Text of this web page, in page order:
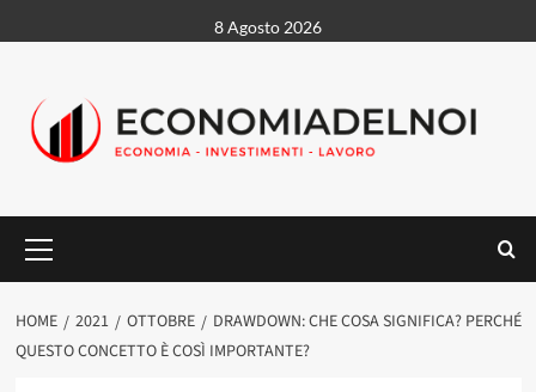
al
8 Agosto 2026
principale
HOME 2021 OTTOBRE
DRAWDOWN: CHE COSA SIGNIFICA? PERCHÉ
QUESTO CONCETTO È COSÌ IMPORTANTE?